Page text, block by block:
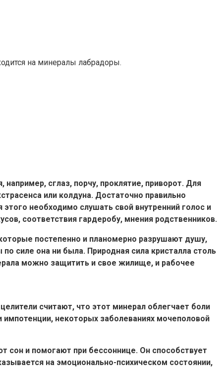
на минералы лабрадоры.
сглаз, порчу, проклятие, приворот. Для
или колдуна. Достаточно правильно
необходимо слушать свой внутренний голос и
соответствия гардеробу, мнения родственников.
постепенно и планомерно разрушают душу,
силе она ни была. Природная сила кристалла столь
можно защитить и свое жилище, и рабочее
считают, что этот минерал облегчает боли
некоторых заболеваниях мочеполовой
сон и помогают при бессоннице. Он способствует
на эмоционально-психическом состоянии,